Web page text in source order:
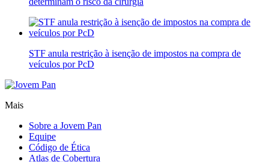
STF anula restrição à isenção de impostos na compra de
veículos por PcD
Mais
Sobre a Jovem Pan
Equipe
Código de Ética
Atlas de Cobertura